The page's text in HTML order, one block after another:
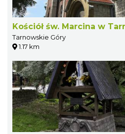
Kościół św. Marcina w
Tarnowskie Góry
1.17 km